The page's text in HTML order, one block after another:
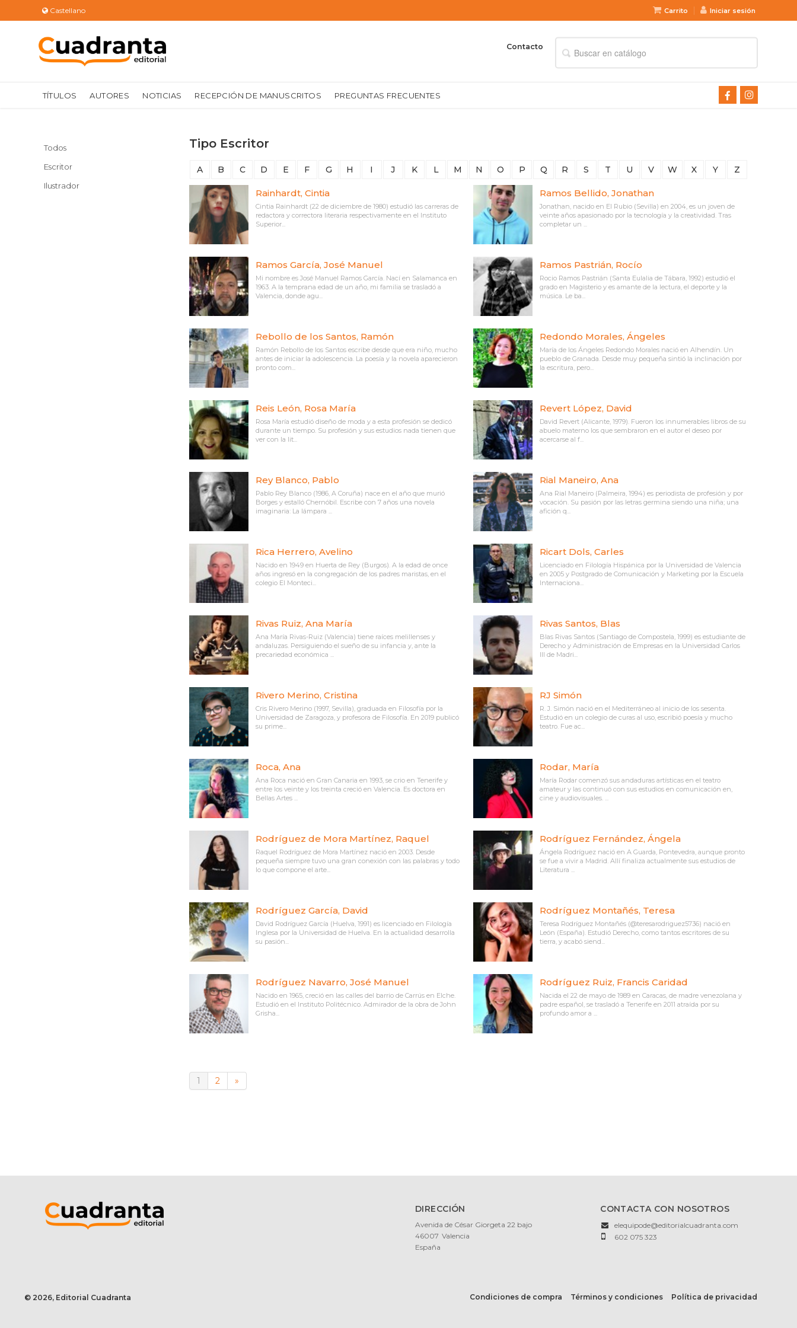
Castellano Carrito Iniciar sesión
Contacto
TÍTULOS AUTORES NOTICIAS RECEPCIÓN DE MANUSCRITOS PREGUNTAS FRECUENTES
Todos
Escritor
Ilustrador
Tipo Escritor
A B C D E F G H I J K L M N O P Q R S T U V W X Y Z
Rainhardt, Cintia
Cintia Rainhardt (22 de diciembre de 1980) estudió las carreras de
redactora y correctora literaria respectivamente en el Instituto
Superior...
Ramos Bellido, Jonathan
Jonathan, nacido en El Rubio (Sevilla) en 2004, es un joven de
veinte años apasionado por la tecnología y la creatividad. Tras
completar un ...
Ramos García, José Manuel
Mi nombre es José Manuel Ramos García. Nací en Salamanca en
1963. A la temprana edad de un año, mi familia se trasladó a
Valencia, donde agu...
Ramos Pastrián, Rocío
Rocio Ramos Pastrián (Santa Eulalia de Tábara, 1992) estudió el
grado en Magisterio y es amante de la lectura, el deporte y la
música. Le ba...
Rebollo de los Santos, Ramón
Ramón Rebollo de los Santos escribe desde que era niño, mucho
antes de iniciar la adolescencia. La poesía y la novela aparecieron
pronto com...
Redondo Morales, Ángeles
María de los Ángeles Redondo Morales nació en Alhendín. Un
pueblo de Granada. Desde muy pequeña sintió la inclinación por
la escritura, pero...
Reis León, Rosa María
Rosa María estudió diseño de moda y a esta profesión se dedicó
durante un tiempo. Su profesión y sus estudios nada tienen que
ver con la lit...
Revert López, David
David Revert (Alicante, 1979). Fueron los innumerables libros de su
abuelo materno los que sembraron en el autor el deseo por
acercarse al f...
Rey Blanco, Pablo
Pablo Rey Blanco (1986, A Coruña) nace en el año que murió
Borges y estalló Chernóbil. Escribe con 7 años una novela
imaginaria: La lámpara ...
Rial Maneiro, Ana
Ana Rial Maneiro (Palmeira, 1994) es periodista de profesión y por
vocación. Su pasión por las letras germina siendo una niña; una
afición q...
Rica Herrero, Avelino
Nacido en 1949 en Huerta de Rey (Burgos). A la edad de once
años ingresó en la congregación de los padres maristas, en el
colegio El Monteci...
Ricart Dols, Carles
Licenciado en Filología Hispánica por la Universidad de Valencia
en 2005 y Postgrado de Comunicación y Marketing por la Escuela
Internaciona...
Rivas Ruiz, Ana María
Ana María Rivas-Ruiz (Valencia) tiene raíces melillenses y
andaluzas. Persiguiendo el sueño de su infancia y, ante la
precariedad económica ...
Rivas Santos, Blas
Blas Rivas Santos (Santiago de Compostela, 1999) es estudiante de
Derecho y Administración de Empresas en la Universidad Carlos
III de Madri...
Rivero Merino, Cristina
Cris Rivero Merino (1997, Sevilla), graduada en Filosofía por la
Universidad de Zaragoza, y profesora de Filosofía. En 2019 publicó
su prime...
RJ Simón
R. J. Simón nació en el Mediterráneo al inicio de los sesenta.
Estudió en un colegio de curas al uso, escribió poesía y mucho
teatro. Fue ac...
Roca, Ana
Ana Roca nació en Gran Canaria en 1993, se crio en Tenerife y
entre los veinte y los treinta creció en Valencia. Es doctora en
Bellas Artes ...
Rodar, María
María Rodar comenzó sus andaduras artísticas en el teatro
amateur y las continuó con sus estudios en comunicación en,
cine y audiovisuales. ...
Rodríguez de Mora Martínez, Raquel
Raquel Rodríguez de Mora Martínez nació en 2003. Desde
pequeña siempre tuvo una gran conexión con las palabras y todo
lo que compone el arte...
Rodríguez Fernández, Ángela
Ángela Rodríguez nació en A Guarda, Pontevedra, aunque pronto
se fue a vivir a Madrid. Allí finaliza actualmente sus estudios de
Literatura ...
Rodríguez García, David
David Rodríguez García (Huelva, 1991) es licenciado en Filología
Inglesa por la Universidad de Huelva. En la actualidad desarrolla
su pasión...
Rodríguez Montañés, Teresa
Teresa Rodríguez Montañés (@teresarodriguez5736) nació en
León (España). Estudió Derecho, como tantos escritores de su
tierra, y acabó siend...
Rodríguez Navarro, José Manuel
Nacido en 1965, creció en las calles del barrio de Carrús en Elche.
Estudió en el Instituto Politécnico. Admirador de la obra de John
Grisha...
Rodríguez Ruiz, Francis Caridad
Nacida el 22 de mayo de 1989 en Caracas, de madre venezolana y
padre español, se trasladó a Tenerife en 2011 atraída por su
profundo amor a ...
1 2 »
DIRECCIÓN
Avenida de César Giorgeta 22 bajo
46007 Valencia
España
CONTACTA CON NOSOTROS
elequipode@editorialcuadranta.com
602 075 323
© 2026, Editorial Cuadranta Condiciones de compra Términos y condiciones Política de privacidad